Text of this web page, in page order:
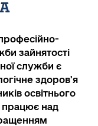
р.
ім.
2010 р.
зайнятості
служби є
здоров'я
освітнього
працює над